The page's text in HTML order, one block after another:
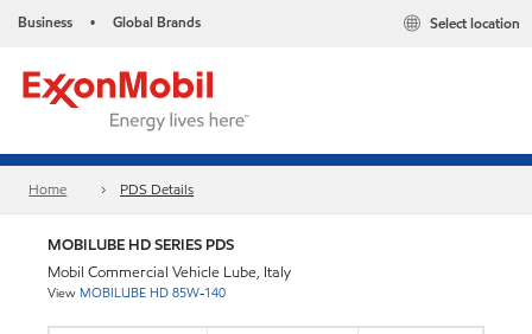
Business • Global Brands Select location
Home PDS Details
MOBILUBE HD SERIES PDS
Mobil Commercial Vehicle Lube, Italy
View MOBILUBE HD 85W-140